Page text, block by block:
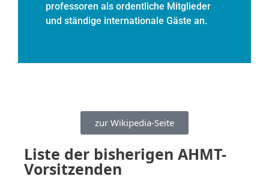
professoren als ordentliche Mitglieder
und ständige internationale Gäste an.
zur Wikipedia-Seite
Liste der bisherigen AHMT-
Vorsitzenden